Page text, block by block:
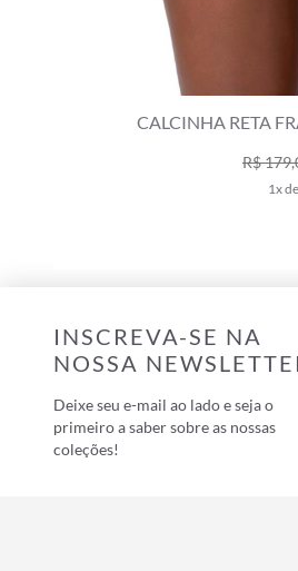
BIQUÍNI FAIXA COM
R$
2x
INSCREVA-SE NA
NOSSA
Deixe seu e-mail ao lado e seja o
primeiro a saber sobre as nossas
coleções!